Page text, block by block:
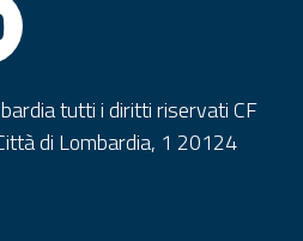
tutti i diritti riservati CF
di Lombardia, 1 20124